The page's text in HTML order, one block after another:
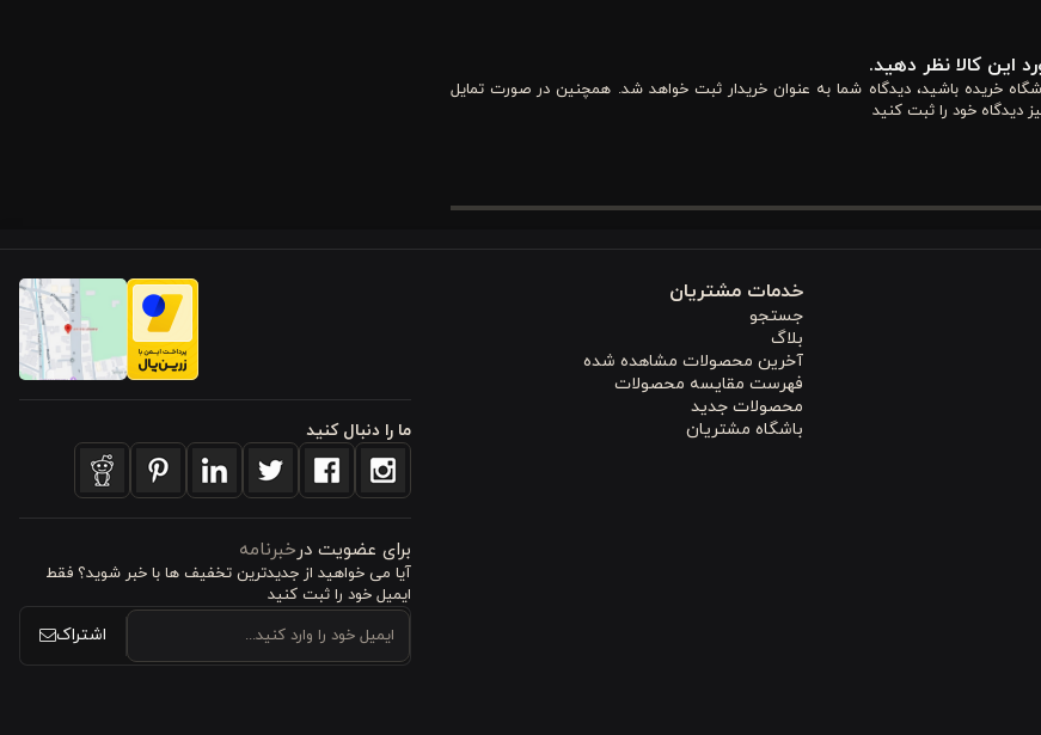
به فضا اضافه می‌نمایند. این ترکیب رنگی، ست لحاف را به یک نقطه کانونی جذاب
گرم‌تر و سنتی‌تر، هماهنگ می‌شود.
امکان ایجاد تنوع و هماهنگی بیشتر با دکوراسیون اتاق را فراهم می‌کند. وجود
بدن فراهم می‌آورد.
هوشمندانه برای استفاده طولانی مدت تبدیل می کند.
این کالا نظر دهید.
خریده باشید، دیدگاه شما به عنوان خریدار ثبت خواهد شد. همچنین در صورت تمایل
دیدگاه خود را ثبت کنید
خدمات مشتریان
جستجو
بلاگ
آخرین محصولات مشاهده شده
فهرست مقایسه محصولات
محصولات جدید
باشگاه مشتریان
ما را دنبال کنید
برای عضویت درخبرنامه
آیا می خواهید از جدید‌ترین تخفیف‌ ها با‌ خبر شوید؟ فقط
ایمیل خود را ثبت کنید
اشتراک